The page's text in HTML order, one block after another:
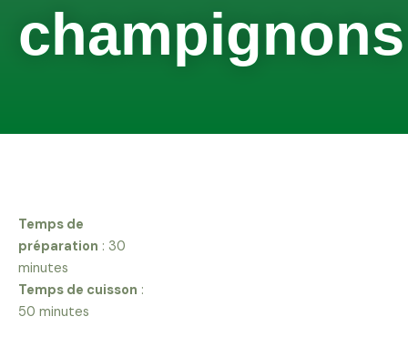
champignons
Temps de
préparation : 30
minutes
Temps de cuisson :
50 minutes